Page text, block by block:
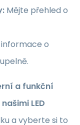
Mějte přehled o
o
a funkční
LED
a vyberte si to